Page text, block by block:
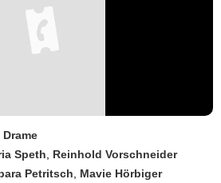
Drame
Speth
Reinhold Vorschneider
Petritsch
Mavie Hörbiger